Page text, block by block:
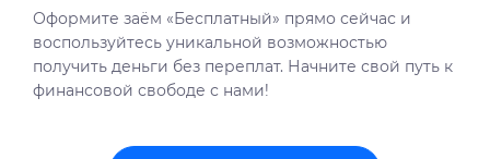
Оформите заём «Бесплатный» прямо сейчас и
воспользуйтесь уникальной возможностью
получить деньги без переплат. Начните свой путь к
финансовой свободе с нами!